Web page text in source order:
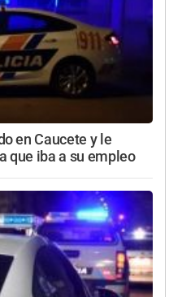
en Caucete y le
que iba a su empleo